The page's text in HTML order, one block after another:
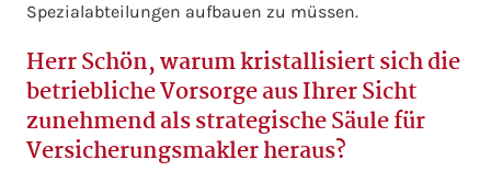
Spezialabteilungen aufbauen zu müssen.
Herr Schön, warum kristallisiert sich die
betriebliche Vorsorge aus Ihrer Sicht
zunehmend als strategische Säule für
Versicherungsmakler heraus?